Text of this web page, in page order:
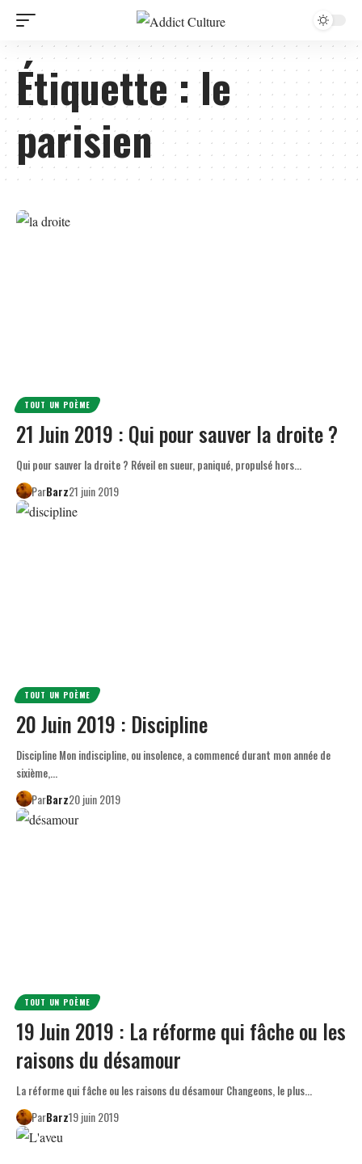
Étiquette :le
parisien
TOUT UN POÈME
21 Juin 2019 : Qui pour sauver la droite ?
Qui pour sauver la droite ? Réveil en sueur, paniqué, propulsé hors…
ParBarz21 juin 2019
TOUT UN POÈME
20 Juin 2019 : Discipline
Discipline Mon indiscipline, ou insolence, a commencé durant mon année de
sixième,…
ParBarz20 juin 2019
TOUT UN POÈME
19 Juin 2019 : La réforme qui fâche ou les
raisons du désamour
La réforme qui fâche ou les raisons du désamour Changeons, le plus…
ParBarz19 juin 2019